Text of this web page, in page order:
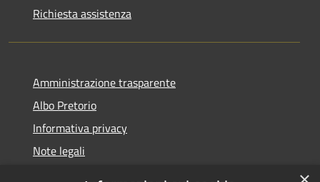
Richiesta assistenza
Amministrazione trasparente
Albo Pretorio
Informativa privacy
Note legali